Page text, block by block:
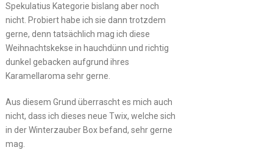
Spekulatius Kategorie bislang aber noch
nicht. Probiert habe ich sie dann trotzdem
gerne, denn tatsächlich mag ich diese
Weihnachtskekse in hauchdünn und richtig
dunkel gebacken aufgrund ihres
Karamellaroma sehr gerne.
Aus diesem Grund überrascht es mich auch
nicht, dass ich dieses neue Twix, welche sich
in der Winterzauber Box befand, sehr gerne
mag.